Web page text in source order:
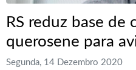
RS reduz base de
querosene para
Segunda, 14 Dezembro 2020